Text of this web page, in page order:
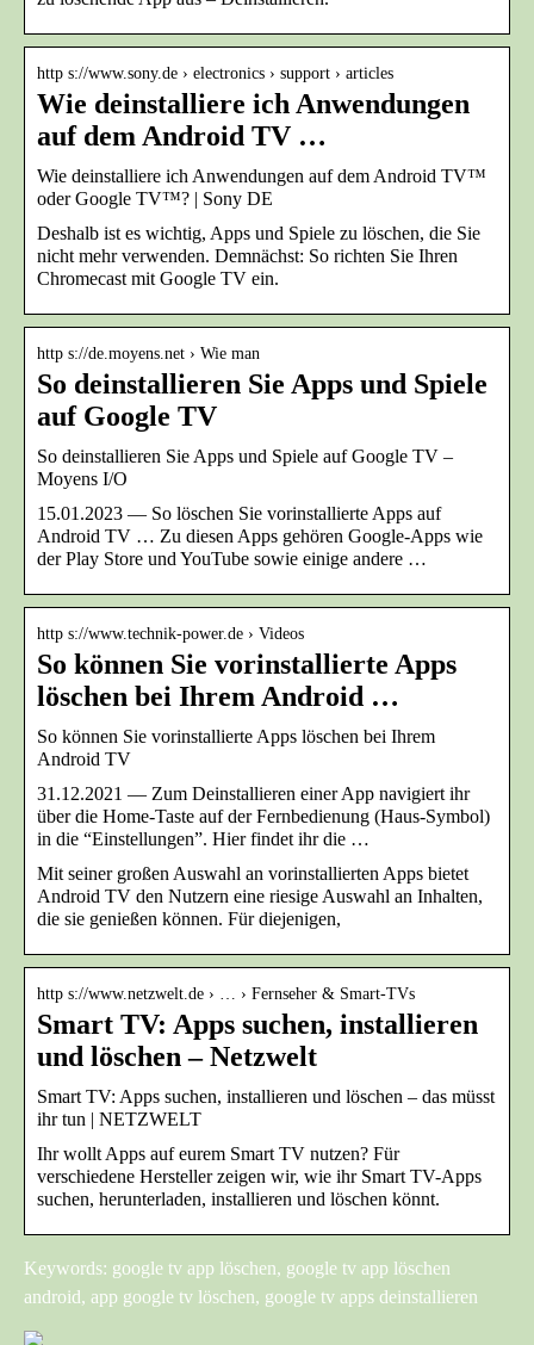
http s://www.sony.de › electronics › support › articles
Wie deinstalliere ich Anwendungen
auf dem Android TV …
Wie deinstalliere ich Anwendungen auf dem Android TV™
oder Google TV™? | Sony DE
Deshalb ist es wichtig, Apps und Spiele zu löschen, die Sie
nicht mehr verwenden. Demnächst: So richten Sie Ihren
Chromecast mit Google TV ein.
http s://de.moyens.net › Wie man
So deinstallieren Sie Apps und Spiele
auf Google TV
So deinstallieren Sie Apps und Spiele auf Google TV –
Moyens I/O
15.01.2023 — So löschen Sie vorinstallierte Apps auf
Android TV … Zu diesen Apps gehören Google-Apps wie
der Play Store und YouTube sowie einige andere …
http s://www.technik-power.de › Videos
So können Sie vorinstallierte Apps
löschen bei Ihrem Android …
So können Sie vorinstallierte Apps löschen bei Ihrem
Android TV
31.12.2021 — Zum Deinstallieren einer App navigiert ihr
über die Home-Taste auf der Fernbedienung (Haus-Symbol)
in die “Einstellungen”. Hier findet ihr die …
Mit seiner großen Auswahl an vorinstallierten Apps bietet
Android TV den Nutzern eine riesige Auswahl an Inhalten,
die sie genießen können. Für diejenigen,
http s://www.netzwelt.de › … › Fernseher & Smart-TVs
Smart TV: Apps suchen, installieren
und löschen – Netzwelt
Smart TV: Apps suchen, installieren und löschen – das müsst
ihr tun | NETZWELT
Ihr wollt Apps auf eurem Smart TV nutzen? Für
verschiedene Hersteller zeigen wir, wie ihr Smart TV-Apps
suchen, herunterladen, installieren und löschen könnt.
Keywords: google tv app löschen, google tv app löschen
android, app google tv löschen, google tv apps deinstallieren